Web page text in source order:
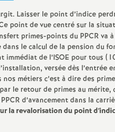
e
m
e
n
t
Laisser le point d’indice
point de vue centré sur la
primes-points du PPCR va
le calcul de la pension du
immédiat de l’ISOE pour tous
versée dès
métiers c’est à dire des
le retour de primes au
PPCR d’avancement dans la
la revalorisation du point